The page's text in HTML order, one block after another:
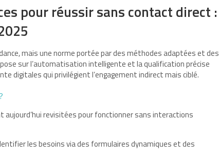
pour réussir sans contact direct :
mais une norme portée par des méthodes adaptées et des
sur l’automatisation intelligente et la qualification précise
digitales qui privilégient l’engagement indirect mais ciblé.
aujourd’hui revisitées pour fonctionner sans interactions
les besoins via des formulaires dynamiques et des